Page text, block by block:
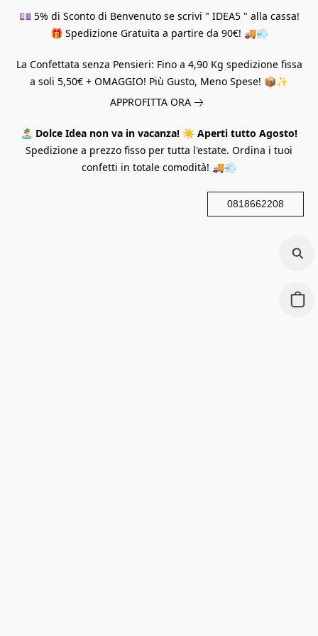
💷 5% di Sconto di Benvenuto se scrivi " IDEA5 " alla cassa!
🎁 Spedizione Gratuita a partire da 90€! 🚚💨
La Confettata senza Pensieri: Fino a 4,90 Kg spedizione fissa
a soli 5,50€ + OMAGGIO! Più Gusto, Meno Spese! 📦✨
APPROFITTA ORA
🏝️ Dolce Idea non va in vacanza! ☀️ Aperti tutto Agosto!
Spedizione a prezzo fisso per tutta l'estate. Ordina i tuoi
confetti in totale comodità! 🚚💨
0818662208